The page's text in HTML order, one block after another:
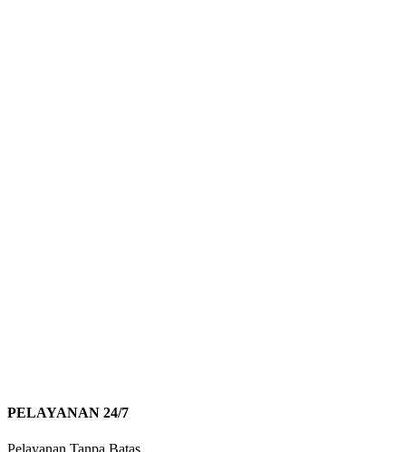
PELAYANAN 24/7
Pelayanan Tanpa Batas